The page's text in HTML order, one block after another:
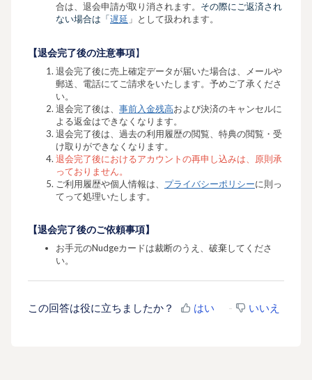
合は、退会申請が取り消されます。 その際にご返済され
ない場合は「遅延 」として扱われます。
【退会完了後の注意事項】
退会完了後に売上確定データが届いた場合は、メールや
郵送、電話にてご請求をいたします。予めご了承くださ
い。
退会完了後は、 事前入金残高および決済のキャンセルに
よる返金はできなくなります。
退会完了後は、過去の利用履歴の閲覧、特典の閲覧・受
け取りができなくなります。
退会完了後におけるアカウントの再申し込みは、原則承
っておりません。
ご利用履歴や個人情報は、 プライバシーポリシーに則っ
てって処理いたします。
【退会完了後のご依頼事項】
お手元のNudgeカードは裁断のうえ、破棄してくださ
い。
この回答は役に立ちましたか？ はい いいえ